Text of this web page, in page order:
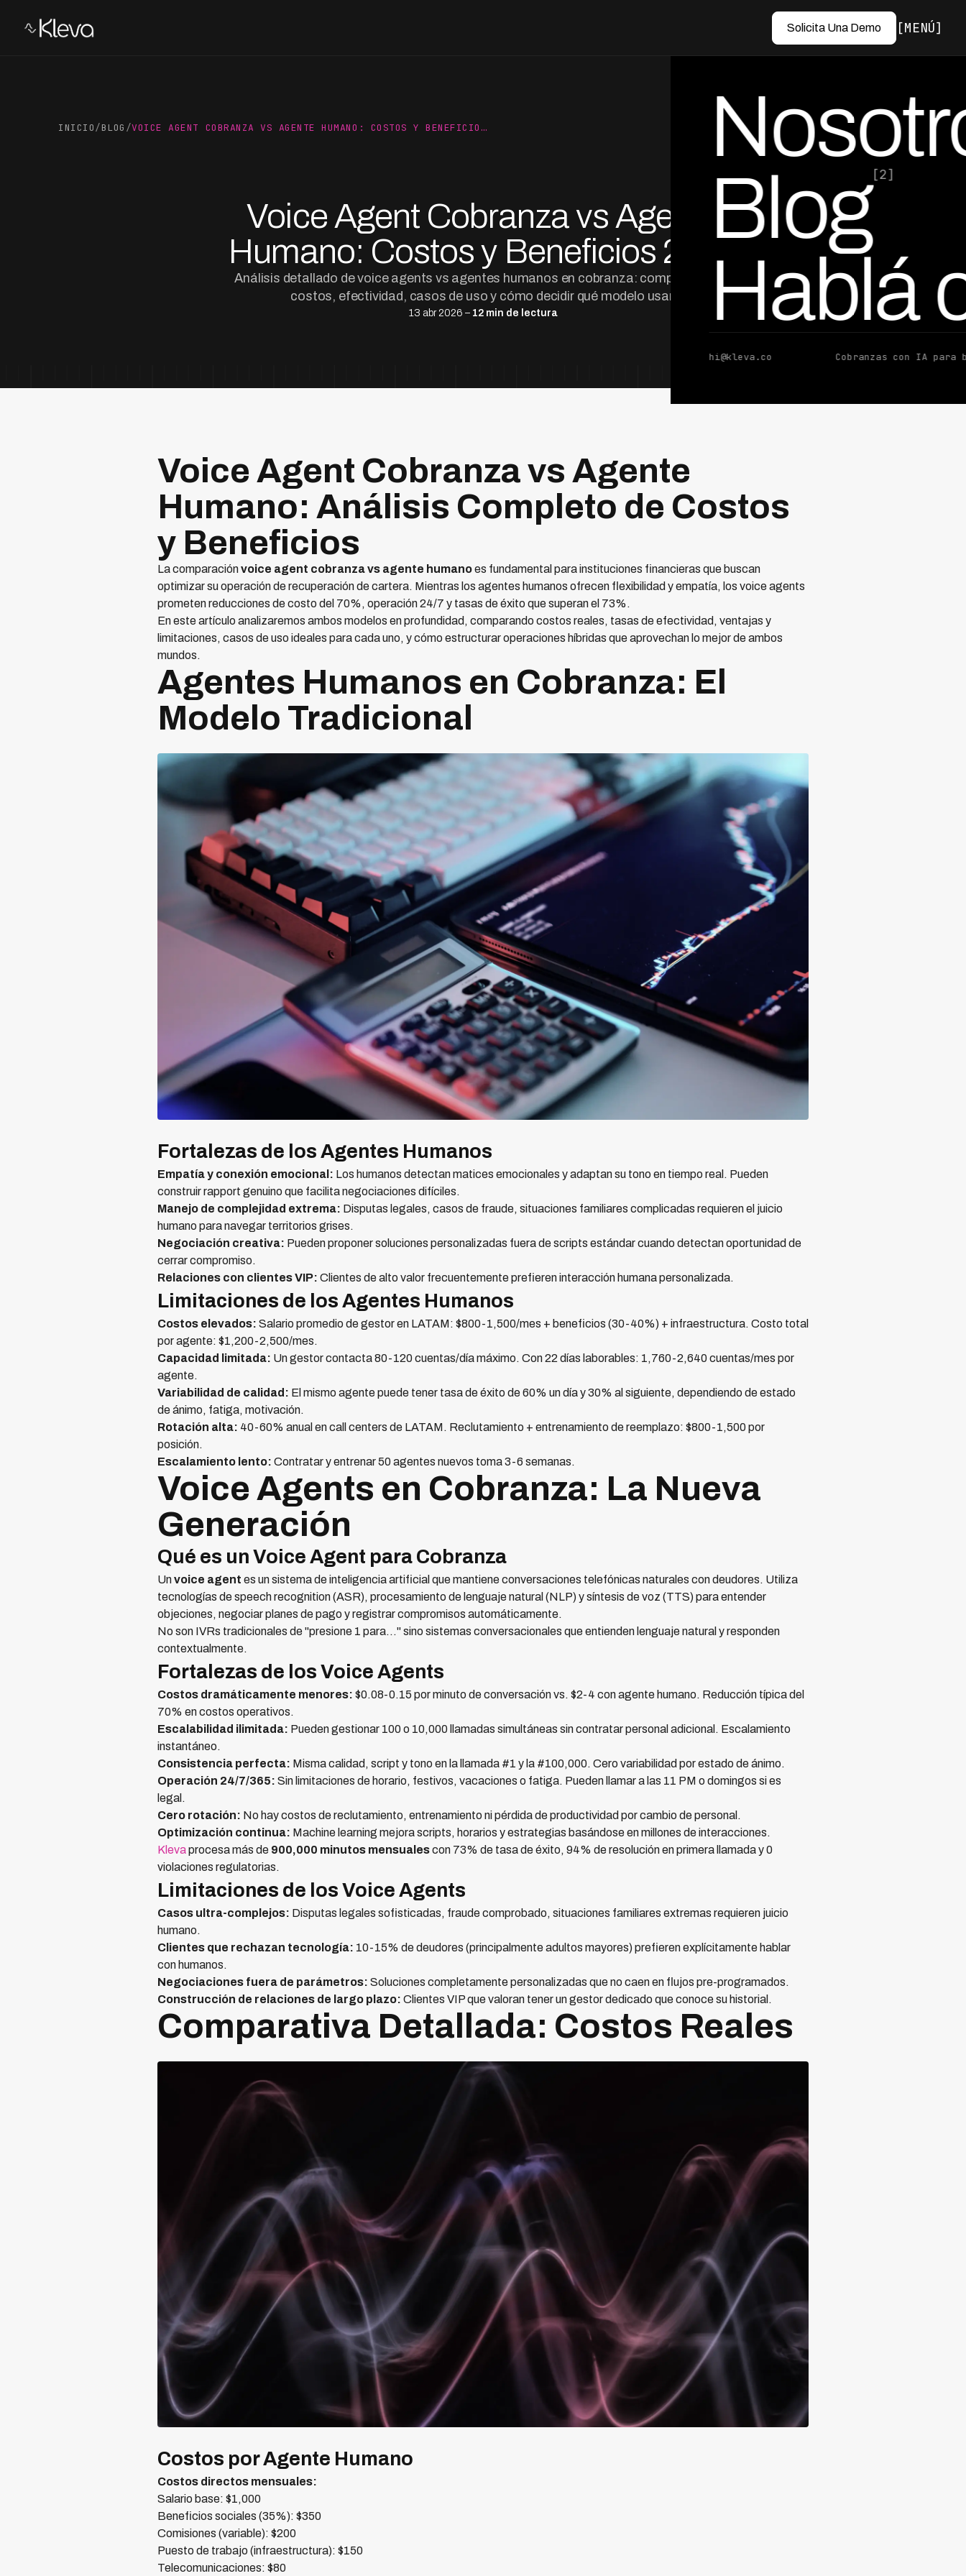
Solicita Una Demo MENÚ
Blog[2]
Hablá
hi@kleva.co Cobranzas con IA para
INICIO/BLOG /VOICE AGENT COBRANZA VS AGENTE HUMANO: COSTOS Y BENEFICIO…
Voice Agent Cobranza vs Agente
Humano: Costos y Beneficios 2026
Análisis detallado de voice agents vs agentes humanos en cobranza: comparativa de
costos, efectividad, casos de uso y cómo decidir qué modelo usar.
13 abr 2026 – 12 min de lectura
por Ed Escobar
Co-Founder & CEO
Voice Agent Cobranza vs Agente
Humano: Análisis Completo de Costos
y Beneficios
La comparaciónvoice agent cobranza vs agente humanoes fundamental para instituciones financieras que buscan
optimizar su operación de recuperación de cartera. Mientras los agentes humanos ofrecen flexibilidad y empatía, los voice agents
prometen reducciones de costo del 70%, operación 24/7 y tasas de éxito que superan el 73%.
En este artículo analizaremos ambos modelos en profundidad, comparando costos reales, tasas de efectividad, ventajas y
limitaciones, casos de uso ideales para cada uno, y cómo estructurar operaciones híbridas que aprovechan lo mejor de ambos
mundos.
Agentes Humanos en Cobranza: El
Modelo Tradicional
Fortalezas de los Agentes Humanos
Empatía y conexión emocional: Los humanos detectan matices emocionales y adaptan su tono en tiempo real. Pueden
construir rapport genuino que facilita negociaciones difíciles.
Manejo de complejidad extrema: Disputas legales, casos de fraude, situaciones familiares complicadas requieren el juicio
humano para navegar territorios grises.
Negociación creativa: Pueden proponer soluciones personalizadas fuera de scripts estándar cuando detectan oportunidad de
cerrar compromiso.
Relaciones con clientes VIP: Clientes de alto valor frecuentemente prefieren interacción humana personalizada.
Limitaciones de los Agentes Humanos
Costos elevados: Salario promedio de gestor en LATAM: $800-1,500/mes + beneficios (30-40%) + infraestructura. Costo total
por agente: $1,200-2,500/mes.
Capacidad limitada: Un gestor contacta 80-120 cuentas/día máximo. Con 22 días laborables: 1,760-2,640 cuentas/mes por
agente.
Variabilidad de calidad: El mismo agente puede tener tasa de éxito de 60% un día y 30% al siguiente, dependiendo de estado
de ánimo, fatiga, motivación.
Rotación alta: 40-60% anual en call centers de LATAM. Reclutamiento + entrenamiento de reemplazo: $800-1,500 por
posición.
Escalamiento lento: Contratar y entrenar 50 agentes nuevos toma 3-6 semanas.
Voice Agents en Cobranza: La Nueva
Generación
Qué es un Voice Agent para Cobranza
Unvoice agent es un sistema de inteligencia artificial que mantiene conversaciones telefónicas naturales con deudores. Utiliza
tecnologías de speech recognition (ASR), procesamiento de lenguaje natural (NLP) y síntesis de voz (TTS) para entender
objeciones, negociar planes de pago y registrar compromisos automáticamente.
No son IVRs tradicionales de "presione 1 para..." sino sistemas conversacionales que entienden lenguaje natural y responden
contextualmente.
Fortalezas de los Voice Agents
Costos dramáticamente menores: $0.08-0.15 por minuto de conversación vs. $2-4 con agente humano. Reducción típica del
70% en costos operativos.
Escalabilidad ilimitada: Pueden gestionar 100 o 10,000 llamadas simultáneas sin contratar personal adicional. Escalamiento
instantáneo.
Consistencia perfecta: Misma calidad, script y tono en la llamada #1 y la #100,000. Cero variabilidad por estado de ánimo.
Operación 24/7/365: Sin limitaciones de horario, festivos, vacaciones o fatiga. Pueden llamar a las 11 PM o domingos si es
legal.
Cero rotación: No hay costos de reclutamiento, entrenamiento ni pérdida de productividad por cambio de personal.
Optimización continua: Machine learning mejora scripts, horarios y estrategias basándose en millones de interacciones.
Klevaprocesa más de 900,000 minutos mensualescon 73% de tasa de éxito, 94% de resolución en primera llamada y 0
violaciones regulatorias.
Limitaciones de los Voice Agents
Casos ultra-complejos: Disputas legales sofisticadas, fraude comprobado, situaciones familiares extremas requieren juicio
humano.
Clientes que rechazan tecnología: 10-15% de deudores (principalmente adultos mayores) prefieren explícitamente hablar
con humanos.
Negociaciones fuera de parámetros: Soluciones completamente personalizadas que no caen en flujos pre-programados.
Construcción de relaciones de largo plazo: Clientes VIP que valoran tener un gestor dedicado que conoce su historial.
Comparativa Detallada: Costos Reales
Costos por Agente Humano
Costos directos mensuales:
Salario base: $1,000
Beneficios sociales (35%): $350
Comisiones (variable): $200
Puesto de trabajo (infraestructura): $150
Telecomunicaciones: $80